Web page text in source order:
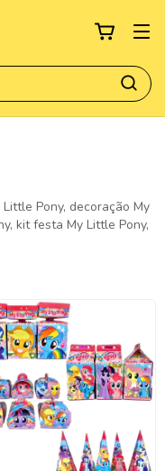
Pony, decoração My
kit festa My Little Pony,